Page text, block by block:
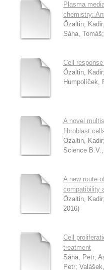
Plasma
chemistry:
Özaltin, Kadir;
Sáha, Tomáš;
Cell
Özaltin, Kadir;
Humpolíček,
A novel
fibroblast
Özaltin, Kadir;
Science B.V.,
A new route
compatibility
Özaltin, Kadir;
2016)
Cell
treatment
Sáha, Petr;
Petr;